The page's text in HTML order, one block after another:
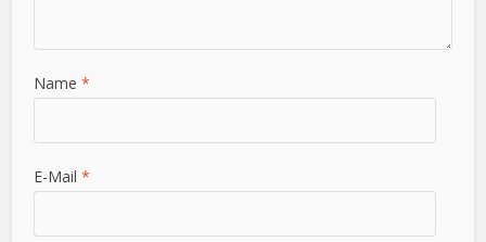
Name*
E-Mail*